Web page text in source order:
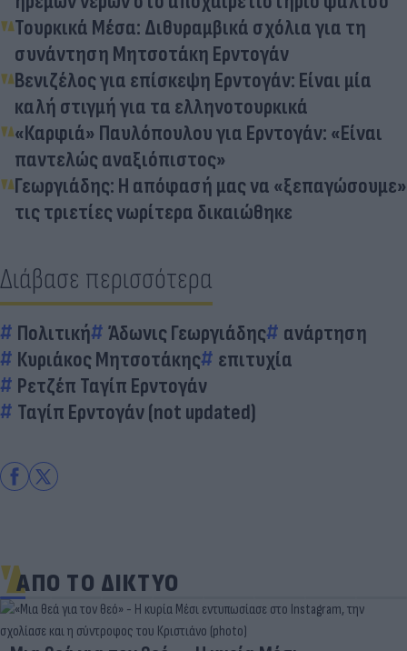
Τουρκικά Μέσα: Διθυραμβικά σχόλια για τη
συνάντηση Μητσοτάκη Ερντογάν
Βενιζέλος για επίσκεψη Ερντογάν: Είναι μία
καλή στιγμή για τα ελληνοτουρκικά
«Καρφιά» Παυλόπουλου για Ερντογάν: «Είναι
παντελώς αναξιόπιστος»
Γεωργιάδης: Η απόφασή μας να «ξεπαγώσουμε»
τις τριετίες νωρίτερα δικαιώθηκε
Διάβασε περισσότερα
Πολιτική Άδωνις Γεωργιάδης
ανάρτηση
Κυριάκος Μητσοτάκης
επιτυχία
Ρετζέπ Ταγίπ Ερντογάν
Ταγίπ Ερντογάν (not updated)
ΑΠΟ ΤΟ ΔΙΚΤΥΟ